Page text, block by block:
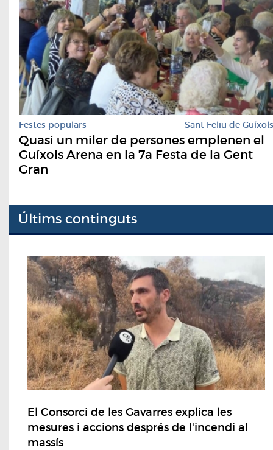
Festes populars Sant Feliu de Guíxols
Quasi un miler de persones emplenen el
Guíxols Arena en la 7a Festa de la Gent
Gran
Últims continguts
El Consorci de les Gavarres explica les
mesures i accions després de l'incendi al
massís